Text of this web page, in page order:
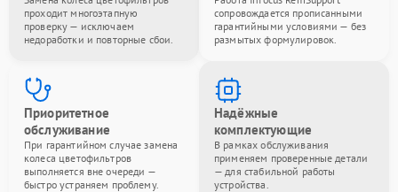
проходит многоэтапную
проверку — исключаем
недоработки и повторные сбои.
сопровождается прописанными
гарантийными условиями — без
размытых формулировок.
Приоритетное
обслуживание
При гарантийном случае замена
колеса цветофильтров
выполняется вне очереди —
быстро устраняем проблему.
Надёжные
комплектующие
В рамках обслуживания
применяем проверенные детали
— для стабильной работы
устройства.